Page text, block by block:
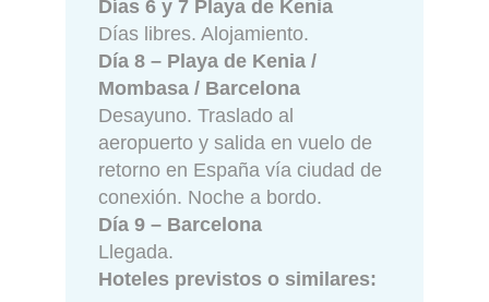
Días 6 y 7 Playa de Kenia
Días libres. Alojamiento.
Día 8 – Playa de Kenia /
Mombasa / Barcelona
Desayuno. Traslado al
aeropuerto y salida en vuelo de
retorno en España vía ciudad de
conexión. Noche a bordo.
Día 9 – Barcelona
Llegada.
Hoteles previstos o similares: